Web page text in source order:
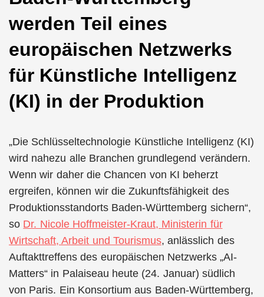
werden Teil eines
europäischen Netzwerks
für Künstliche Intelligenz
(KI) in der Produktion
„Die Schlüsseltechnologie Künstliche Intelligenz (KI)
wird nahezu alle Branchen grundlegend verändern.
Wenn wir daher die Chancen von KI beherzt
ergreifen, können wir die Zukunftsfähigkeit des
Produktionsstandorts Baden-Württemberg sichern“,
so Dr. Nicole Hoffmeister-Kraut, Ministerin für
Wirtschaft, Arbeit und Tourismus, anlässlich des
Auftakttreffens des europäischen Netzwerks „AI-
Matters“ in Palaiseau heute (24. Januar) südlich
von Paris. Ein Konsortium aus Baden-Württemberg,